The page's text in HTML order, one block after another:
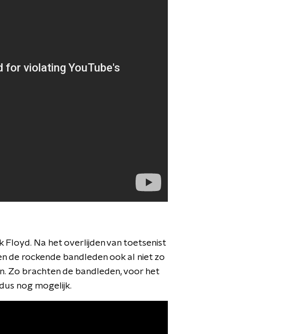
Floyd. Na het overlijden van toetsenist
de rockende bandleden ook al niet zo
Zo brachten de bandleden, voor het
nog mogelijk.